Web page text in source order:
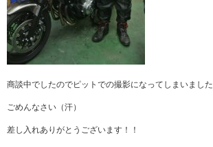
商談中でしたのでピットでの撮影になってしまいました
ごめんなさい（汗）
差し入れありがとうございます！！